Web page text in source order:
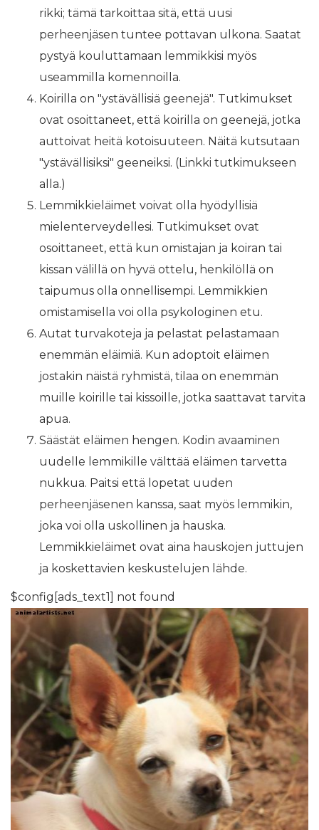
rikki; tämä tarkoittaa sitä, että uusi
perheenjäsen tuntee pottavan ulkona. Saatat
pystyä kouluttamaan lemmikkisi myös
useammilla komennoilla.
Koirilla on "ystävällisiä geenejä". Tutkimukset
ovat osoittaneet, että koirilla on geenejä, jotka
auttoivat heitä kotoisuuteen. Näitä kutsutaan
"ystävällisiksi" geeneiksi. (Linkki tutkimukseen
alla.)
Lemmikkieläimet voivat olla hyödyllisiä
mielenterveydellesi. Tutkimukset ovat
osoittaneet, että kun omistajan ja koiran tai
kissan välillä on hyvä ottelu, henkilöllä on
taipumus olla onnellisempi. Lemmikkien
omistamisella voi olla psykologinen etu.
Autat turvakoteja ja pelastat pelastamaan
enemmän eläimiä. Kun adoptoit eläimen
jostakin näistä ryhmistä, tilaa on enemmän
muille koirille tai kissoille, jotka saattavat tarvita
apua.
Säästät eläimen hengen. Kodin avaaminen
uudelle lemmikille välttää eläimen tarvetta
nukkua. Paitsi että lopetat uuden
perheenjäsenen kanssa, saat myös lemmikin,
joka voi olla uskollinen ja hauska.
Lemmikkieläimet ovat aina hauskojen juttujen
ja koskettavien keskustelujen lähde.
$config[ads_text1] not found